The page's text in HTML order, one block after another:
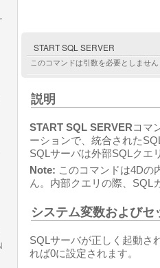
START SQL SERVER
このコマンドは引数を必要としません
説明
START SQL SERVERコマ
ーションで、統合された
SQLサーバは外部SQLクエ
Note: このコマンドは4Dの
ん。内部クエリの際、SQL
システム変数およびセ
SQLサーバが正しく起動さ
れば0に設定されます。